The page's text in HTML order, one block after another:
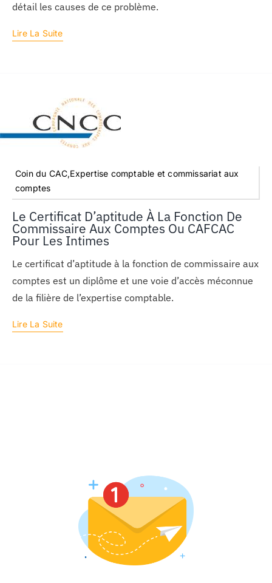
détail les causes de ce problème.
Lire La Suite
Coin du CAC,Expertise comptable et commissariat aux
comptes
Le Certificat D’aptitude À La Fonction De
Commissaire Aux Comptes Ou CAFCAC
Pour Les Intimes
Le certificat d’aptitude à la fonction de commissaire aux
comptes est un diplôme et une voie d’accès méconnue
de la filière de l’expertise comptable.
Lire La Suite